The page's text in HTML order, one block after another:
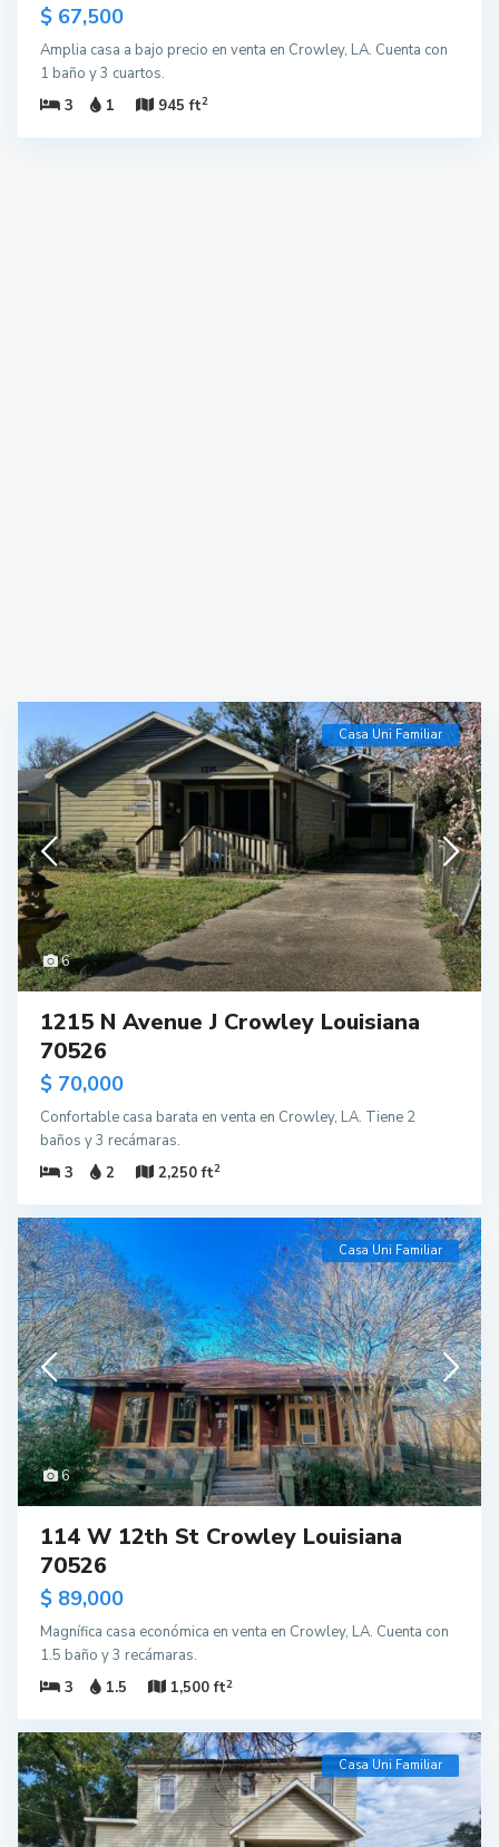
$ 67,500
Amplia casa a bajo precio en venta en Crowley, LA. Cuenta con
1 baño y 3 cuartos.
3
1 945 ft2
6
Casa Uni Familiar
1215 N Avenue J Crowley Louisiana
70526
$ 70,000
Confortable casa barata en venta en Crowley, LA. Tiene 2
baños y 3 recámaras.
3
2 2,250 ft2
6
Casa Uni Familiar
114 W 12th St Crowley Louisiana
70526
$ 89,000
Magnífica casa económica en venta en Crowley, LA. Cuenta con
1.5 baño y 3 recámaras.
3
1.5 1,500 ft2
Casa Uni Familiar